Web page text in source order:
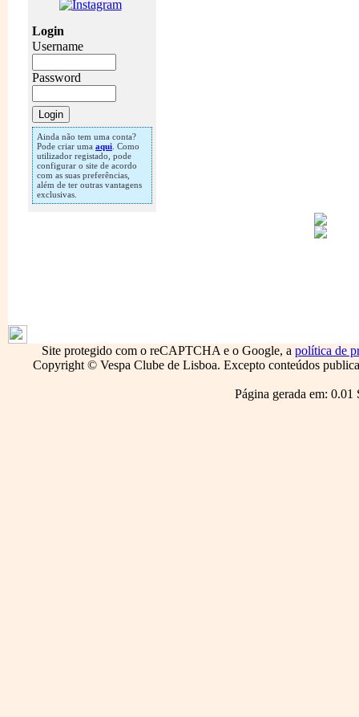
Login
Username
Password
Ainda não tem uma conta?
Pode criar uma aqui . Como
utilizador registado, pode
configurar o site de acordo
com as suas preferências,
além de ter outras vantagens
exclusivas.
Site protegido com o reCAPTCHA e o Google, a política de
Copyright © Vespa Clube de Lisboa. Excepto conteúdos
Página gerada em: 0.01